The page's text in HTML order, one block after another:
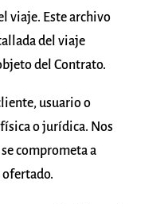
viaje. Este archivo
del viaje
del Contrato.
usuario o
o jurídica. Nos
comprometa a